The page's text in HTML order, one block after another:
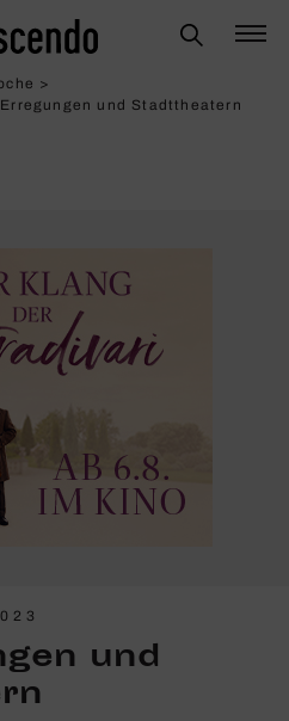
>
und Stadt­thea­tern
und